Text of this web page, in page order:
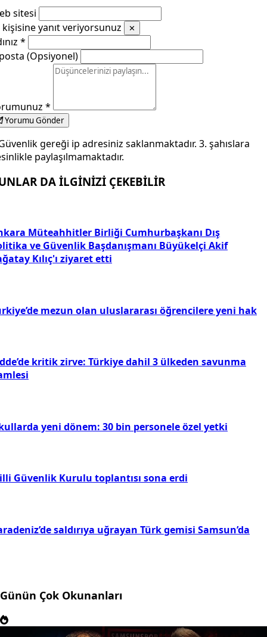
sitesi
kişisine yanıt veriyorsunuz
✕
*
(Opsiyonel)
*
Yorumu Gönder
gereği ip adresiniz saklanmaktadır. 3. şahıslara
paylaşılmamaktadır.
DA İLGİNİZİ ÇEKEBİLİR
Müteahhitler Birliği Cumhurbaşkanı Dış
ve Güvenlik Başdanışmanı Büyükelçi Akif
Kılıç'ı ziyaret etti
mezun olan uluslararası öğrencilere yeni hak
kritik zirve: Türkiye dahil 3 ülkeden savunma
yeni dönem: 30 bin personele özel yetki
Güvenlik Kurulu toplantısı sona erdi
saldırıya uğrayan Türk gemisi Samsun’da
Günün Çok Okunanları